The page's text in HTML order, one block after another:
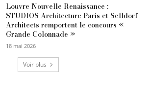
Louvre Nouvelle Renaissance :
STUDIOS Architecture Paris et Selldorf
Architects remportent le concours «
Grande Colonnade »
18 mai 2026
Voir plus